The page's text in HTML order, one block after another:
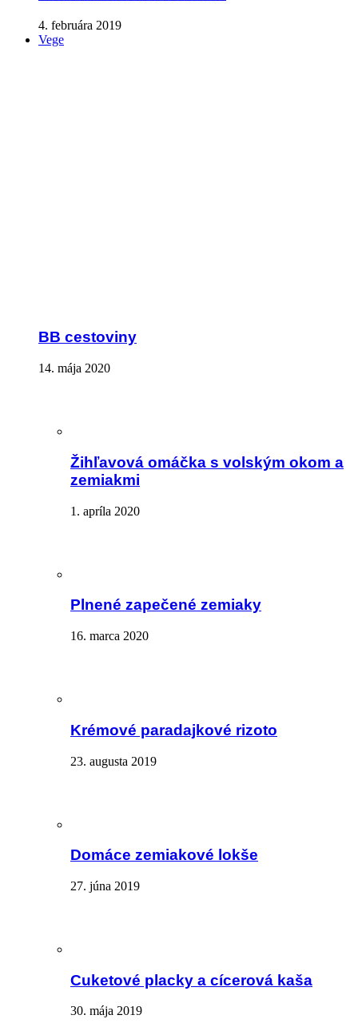
4. februára 2019
Vege
BB cestoviny
14. mája 2020
Žihľavová omáčka s volským okom a
zemiakmi
1. apríla 2020
Plnené zapečené zemiaky
16. marca 2020
Krémové paradajkové rizoto
23. augusta 2019
Domáce zemiakové lokše
27. júna 2019
Cuketové placky a cícerová kaša
30. mája 2019